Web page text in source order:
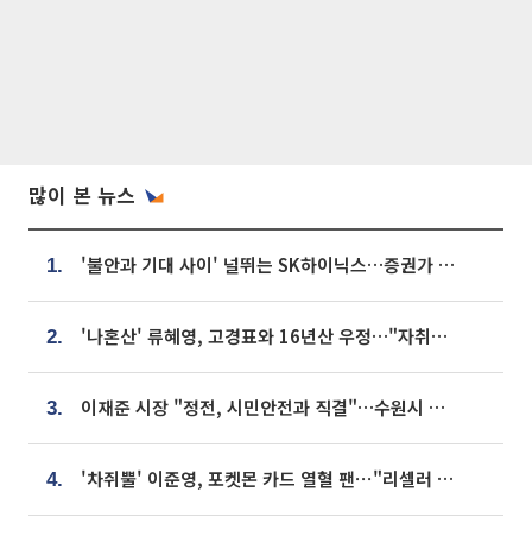
많이 본 뉴스
1. '불안과 기대 사이' 널뛰는 SK하이닉스…증권가 "HBM4·LTA 기반 펀터멘털 견고"
2. '나혼산' 류혜영, 고경표와 16년산 우정…"자취방서 부모님과 마주쳐"
3. 이재준 시장 "정전, 시민안전과 직결"…수원시 비상대응체계 가동
4. '차쥐뿔' 이준영, 포켓몬 카드 열혈 팬⋯"리셀러 처단할 것"